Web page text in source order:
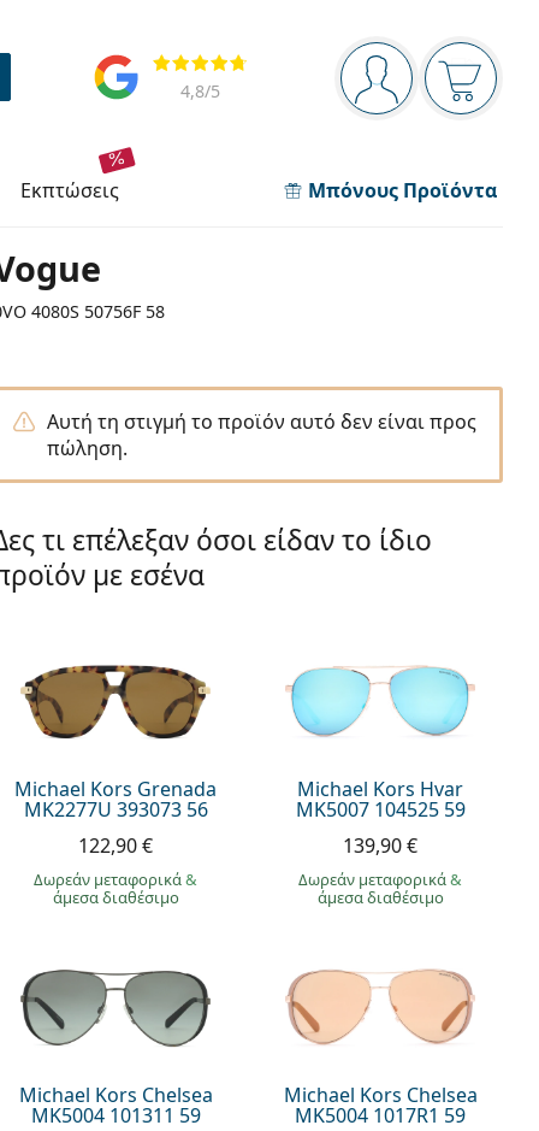
Πίνακας πλοήγησης
Είστε
Το
Αξιολογήσεις
4,8/5
εκπτώσεις Μπόνους Προϊόντα
4080S 50756F 58
Αυτή τη στιγμή το προϊόν αυτό δεν είναι προς
πώληση.
τι επέλεξαν όσοι είδαν το ίδιο
με εσένα
Michael Kors Grenada
MK2277U 393073 56
122,90 €
Δωρεάν μεταφορικά&
άμεσα διαθέσιμο
Michael Kors Hvar
MK5007 104525 59
139,90 €
Δωρεάν μεταφορικά&
άμεσα διαθέσιμο
Michael Kors Chelsea
MK5004 101311 59
Michael Kors Chelsea
MK5004 1017R1 59